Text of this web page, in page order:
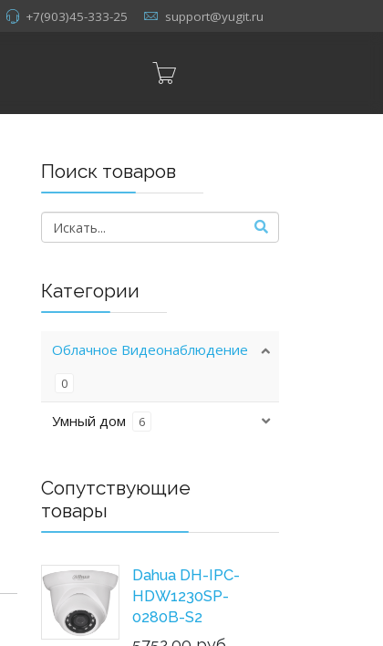
+7(903)45-333-25 support@yugit.ru
Поиск товаров
Категории
Облачное Видеонаблюдение
0
Умный дом 6
Сопутствующие
товары
Dahua DH-IPC-
HDW1230SP-
0280B-S2